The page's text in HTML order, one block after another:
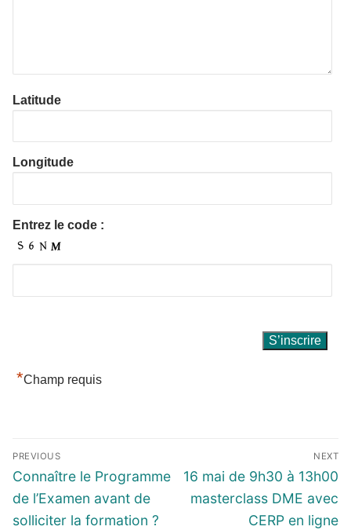
Latitude
Longitude
Entrez le code :
*Champ requis
PREVIOUS
Connaître le Programme
de l’Examen avant de
solliciter la formation ?
NEXT
16 mai de 9h30 à 13h00
masterclass DME avec
CERP en ligne